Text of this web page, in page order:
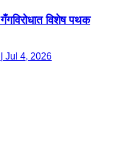
विशेष पथक
Jul 4, 2026